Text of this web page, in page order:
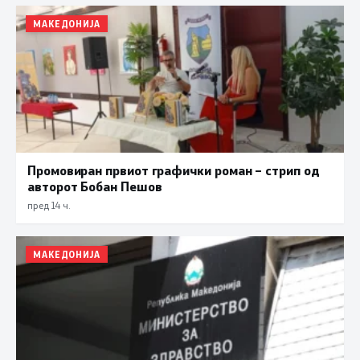
МАКЕДОНИЈА
Промовиран првиот графички роман – стрип од
авторот Бобан Пешов
пред 14 ч.
МАКЕДОНИЈА